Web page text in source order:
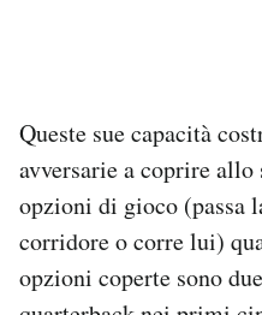
Queste sue capacità
avversarie a coprire
opzioni di gioco (passa
corridore o corre lui)
opzioni coperte sono